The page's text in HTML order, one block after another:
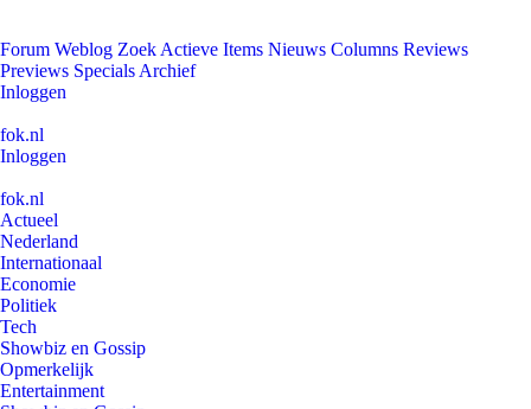
Forum Weblog Zoek Actieve Items Nieuws Columns Reviews
Previews Specials Archief
Inloggen
fok.nl
Inloggen
fok.nl
Actueel
Nederland
Internationaal
Economie
Politiek
Tech
Showbiz en Gossip
Opmerkelijk
Entertainment